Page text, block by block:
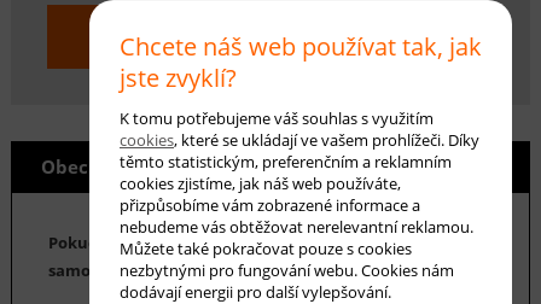
KOUPIT
Obecné info
Pokud v našem e-shopu zakoupíte obraz, dostanete tuto
samolepku od nás zdarma.
Chcete náš web používat tak, jak
jste zvyklí?
K tomu potřebujeme váš souhlas s využitím
cookies, které se ukládají ve vašem prohlížeči. Díky
těmto statistickým, preferenčním a reklamním
cookies zjistíme, jak náš web používáte,
přizpůsobíme vám zobrazené informace a
nebudeme vás obtěžovat nerelevantní reklamou.
Můžete také pokračovat pouze s cookies
nezbytnými pro fungování webu. Cookies nám
dodávají energii pro další vylepšování.